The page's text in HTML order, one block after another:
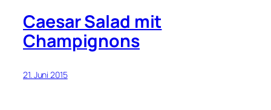
Caesar Salad mit
Champignons
21. Juni 2015